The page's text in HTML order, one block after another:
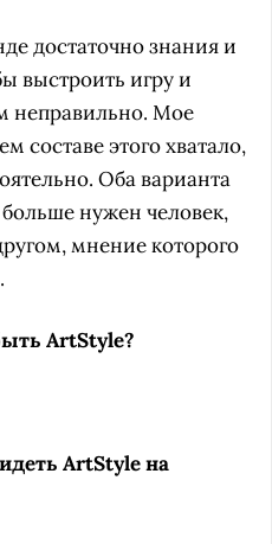
достаточно знания и
выстроить игру и
неправильно. Мое
составе этого хватало,
Оба варианта
нужен человек,
мнение которого
ArtStyle?
ArtStyle на